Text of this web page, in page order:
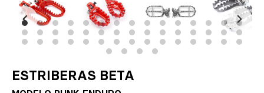
ESTRIBERAS BETA